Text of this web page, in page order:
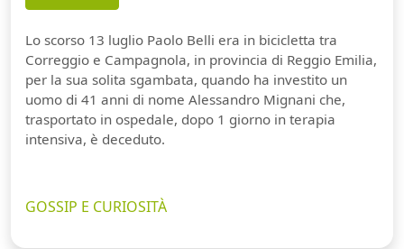
Lo scorso 13 luglio Paolo Belli era in bicicletta tra
Correggio e Campagnola, in provincia di Reggio Emilia,
per la sua solita sgambata, quando ha investito un
uomo di 41 anni di nome Alessandro Mignani che,
trasportato in ospedale, dopo 1 giorno in terapia
intensiva, è deceduto.
GOSSIP E CURIOSITÀ